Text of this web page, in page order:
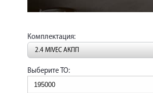
ЗАПИСЬ НА СЕРВИС
Комплектация:
2.4 MIVEC АКПП
Выберите ТО: